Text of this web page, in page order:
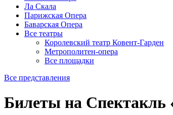
Ла Скала
Парижская Опера
Баварская Опера
Все театры
Королевский театр Ковент-Гарден
Метрополитен-опера
Все площадки
Все представления
Билеты на Спектакль